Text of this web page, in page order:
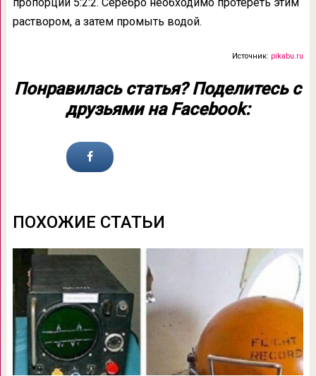
раствором, а затем промыть водой.
Источник: pikabu.ru
Понравилась статья? Поделитесь с
друзьями на Facebook:
ПОХОЖИЕ СТАТЬИ